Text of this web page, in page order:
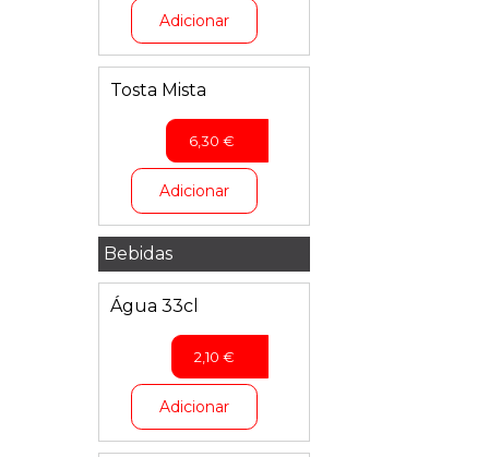
Adicionar
Tosta Mista
6,30 €
Adicionar
Bebidas
Água 33cl
2,10 €
Adicionar